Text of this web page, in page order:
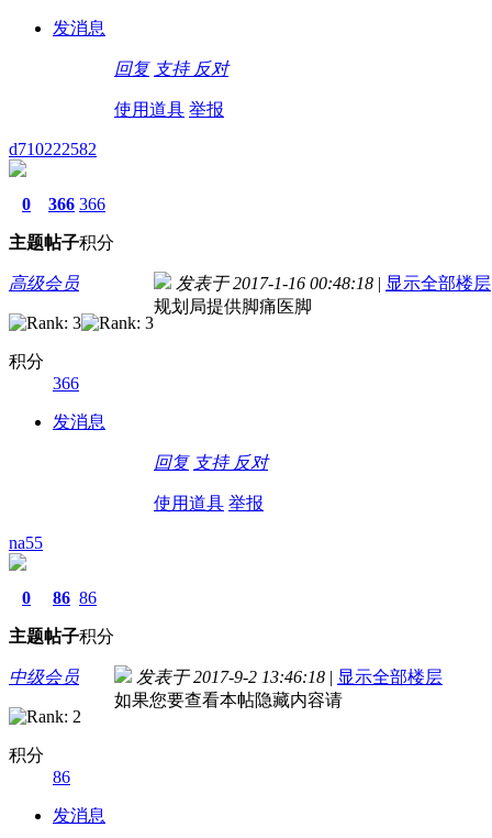
发消息
回复 支持 反对
使用道具 举报
d710222582
0
主题
366
帖子
366
积分
高级会员
积分
366
发消息
发表于 2017-1-16 00:48:18 | 显示全部楼层
规划局提供脚痛医脚
回复 支持 反对
使用道具 举报
na55
0
主题
86
帖子
86
积分
中级会员
积分
86
发消息
发表于 2017-9-2 13:46:18 | 显示全部楼层
如果您要查看本帖隐藏内容请